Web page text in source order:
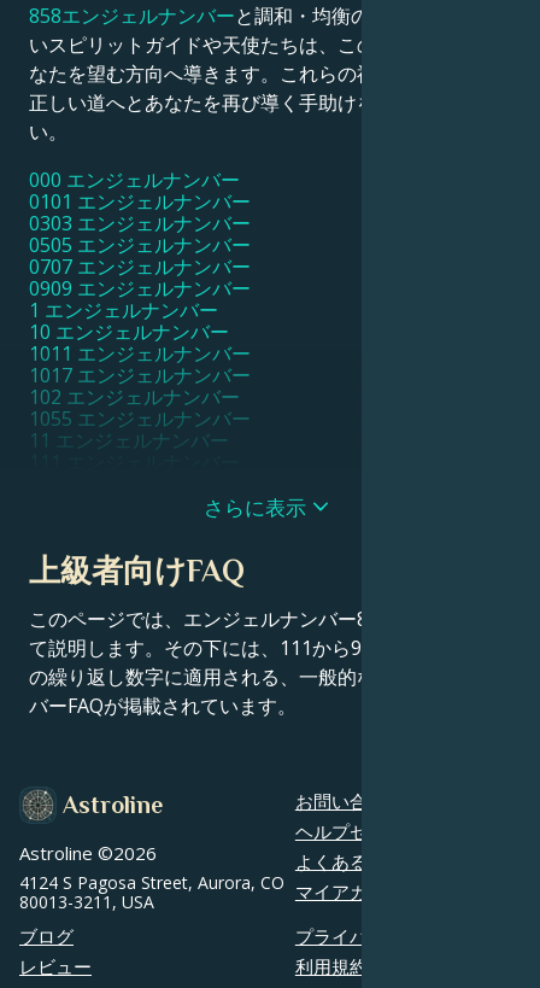
858エンジェルナンバーと調和・均衡の意味あなたに近
いスピリットガイドや天使たちは、この数字を用いてあ
なたを望む方向へ導きます。これらの神々が、成功への
正しい道へとあなたを再び導く手助けをさせてくださ
い。
000 エンジェルナンバー
0101 エンジェルナンバー
0303 エンジェルナンバー
0505 エンジェルナンバー
0707 エンジェルナンバー
0909 エンジェルナンバー
1 エンジェルナンバー
10 エンジェルナンバー
1011 エンジェルナンバー
1017 エンジェルナンバー
102 エンジェルナンバー
1055 エンジェルナンバー
11 エンジェルナンバー
11111 エンジェルナンバー
1115 エンジェルナンバー
1117 エンジェルナンバー
1119 エンジェルナンバー
112 エンジェルナンバー
115 エンジェルナンバー
116 エンジェルナンバー
119 エンジェルナンバー
12 エンジェルナンバー
121 エンジェルナンバー
1221 エンジェルナンバー
1255 エンジェルナンバー
13 エンジェルナンバー
131 エンジェルナンバー
1313 エンジェルナンバー
1331 エンジェルナンバー
1333 エンジェルナンバー
14 エンジェルナンバー
1414 エンジェルナンバー
1441 エンジェルナンバー
さらに表示
上級者向けFAQ
このページでは、エンジェルナンバー858の意味につい
て説明します。その下には、111から9999までのすべて
の繰り返し数字に適用される、一般的なエンジェルナン
バーFAQが掲載されています。
Astroline
Astroline ©2026
4124 S Pagosa Street, Aurora, CO
80013-3211, USA
お問い合わせ
ヘルプセンター
よくあるご質問
マイアカウント
ブログ
レビュー
プライバシーポリシー
利用規約